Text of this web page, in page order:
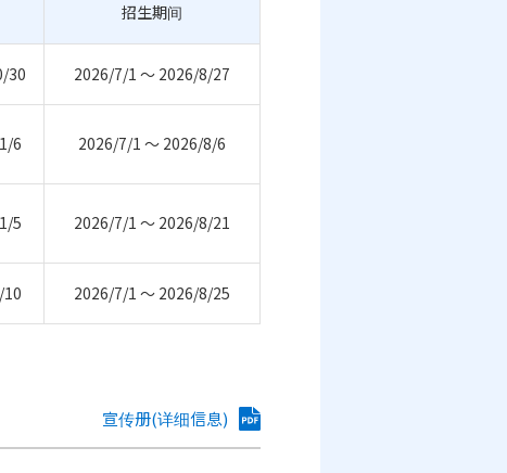
招生期间
30 2026/7/1 ～ 2026/8/27
6 2026/7/1 ～ 2026/8/6
5 2026/7/1 ～ 2026/8/21
2026/7/1 ～ 2026/8/25
宣传册(详细信息)